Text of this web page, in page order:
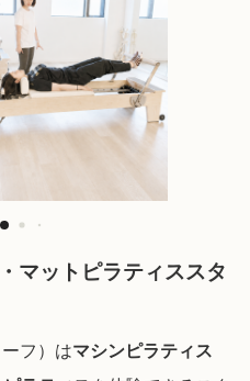
マットピラティススタ
フ） はマシンピラティス